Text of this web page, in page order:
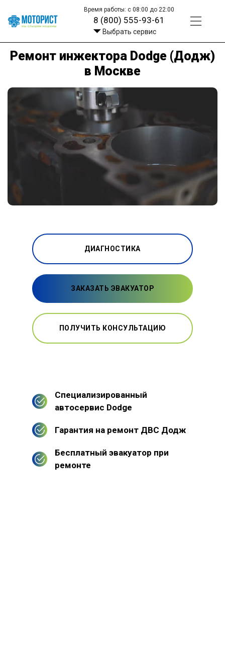
Время работы: с 08:00 до 22:00
8 (800) 555-93-61
Выбрать сервис
Ремонт инжектора Dodge (Додж)
в Москве
ДИАГНОСТИКА
ЗАКАЗАТЬ ЭВАКУАТОР
ПОЛУЧИТЬ КОНСУЛЬТАЦИЮ
Специализированный
автосервис Dodge
Гарантия на ремонт ДВС Додж
Бесплатный эвакуатор при
ремонте